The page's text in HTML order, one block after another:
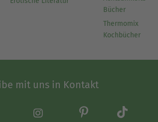
Bücher
Thermomix
Kochbücher
mit uns in Kontakt